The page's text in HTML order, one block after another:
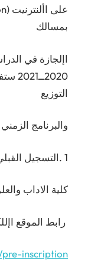
بمسالك
اإلجازة في
التوزيع
والبرنامج
1 .التسجيل القبلي )إجباري(:
كلية الاداب
رابط الموقع
inscription